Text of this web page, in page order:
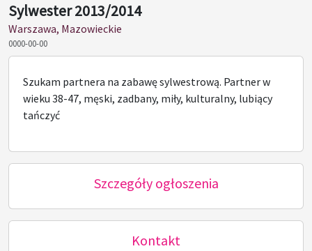
Sylwester 2013/2014
Warszawa, Mazowieckie
0000-00-00
Szukam partnera na zabawę sylwestrową. Partner w
wieku 38-47, męski, zadbany, miły, kulturalny, lubiący
tańczyć
Szczegóły ogłoszenia
Kontakt